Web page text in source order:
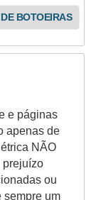
BOTOEIRAS
e páginas
apenas de
NÃO
prejuízo
ou
sempre um